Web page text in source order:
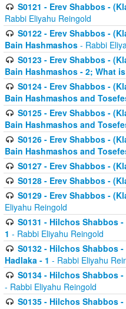
S0121 - Erev Shabbos -
Rabbi Eliyahu Reingold
S0122 - Erev Shabbos -
Bain Hashmashos - Rabbi
S0123 - Erev Shabbos -
Bain Hashmashos - 2; What
S0124 - Erev Shabbos -
Bain Hashmashos and
S0125 - Erev Shabbos -
Bain Hashmashos and
S0126 - Erev Shabbos -
Bain Hashmashos and
S0127 - Erev Shabbos -
S0128 - Erev Shabbos -
S0129 - Erev Shabbos -
Eliyahu Reingold
S0131 - Hilchos Shabbos
1 - Rabbi Eliyahu Reingold
S0132 - Hilchos Shabbos
Hadlaka - 1 - Rabbi Eliyahu
S0134 - Hilchos Shabbos
- Rabbi Eliyahu Reingold
S0135 - Hilchos Shabbos